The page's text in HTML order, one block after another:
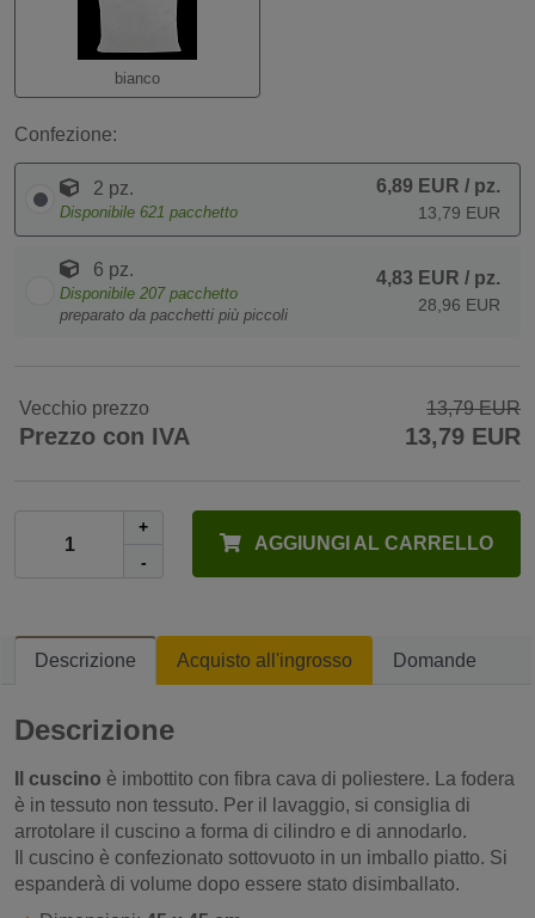
bianco
Confezione:
2 pz.
Disponibile 621 pacchetto
6,89 EUR / pz.
13,79 EUR
6 pz.
Disponibile 207 pacchetto
preparato da pacchetti più piccoli
4,83 EUR / pz.
28,96 EUR
Vecchio prezzo 13,79 EUR
Prezzo con IVA 13,79 EUR
+
-
AGGIUNGI AL CARRELLO
Descrizione Acquisto all'ingrosso Domande
Descrizione
Il cuscino è imbottito con fibra cava di poliestere. La fodera
è in tessuto non tessuto. Per il lavaggio, si consiglia di
arrotolare il cuscino a forma di cilindro e di annodarlo.
Il cuscino è confezionato sottovuoto in un imballo piatto. Si
espanderà di volume dopo essere stato disimballato.